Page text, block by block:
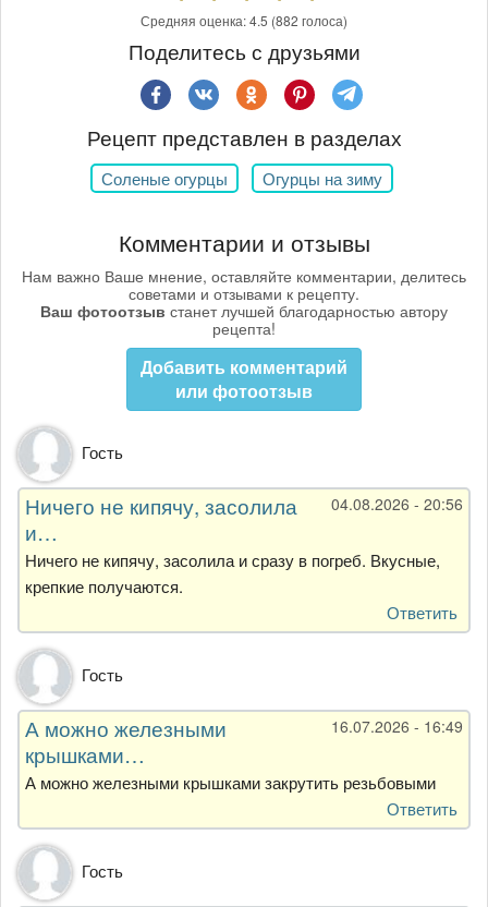
Средняя оценка:4.5 (882 голоса)
Поделитесь с друзьями
Рецепт представлен в разделах
Соленые огурцы Огурцы на зиму
Комментарии и отзывы
Нам важно Ваше мнение, оставляйте комментарии, делитесь
советами и отзывами к рецепту.
Ваш фотоотзыв станет лучшей благодарностью автору
рецепта!
Добавить комментарий
или фотоотзыв
Гость
04.08.2026 - 20:56
Ничего не кипячу, засолила
и…
Ничего не кипячу, засолила и сразу в погреб. Вкусные,
крепкие получаются.
Ответить
Гость
16.07.2026 - 16:49
А можно железными
крышками…
А можно железными крышками закрутить резьбовыми
Ответить
Гость